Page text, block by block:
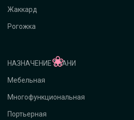
Жаккард
Рогожка
НАЗНАЧЕНИЕ ТКАНИ
Мебельная
Многофункциональная
Портьерная